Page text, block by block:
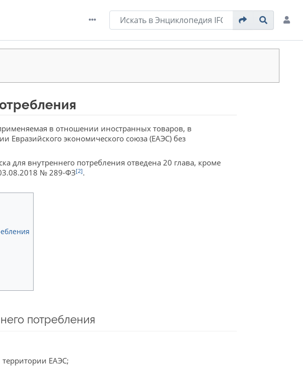
в отношении иностранных товаров, в
Евразийского экономического союза (ЕАЭС) без
для внутреннего потребления отведена 20 глава, кроме
№ 289-ФЗ[2].
потребления
ЕАЭС;